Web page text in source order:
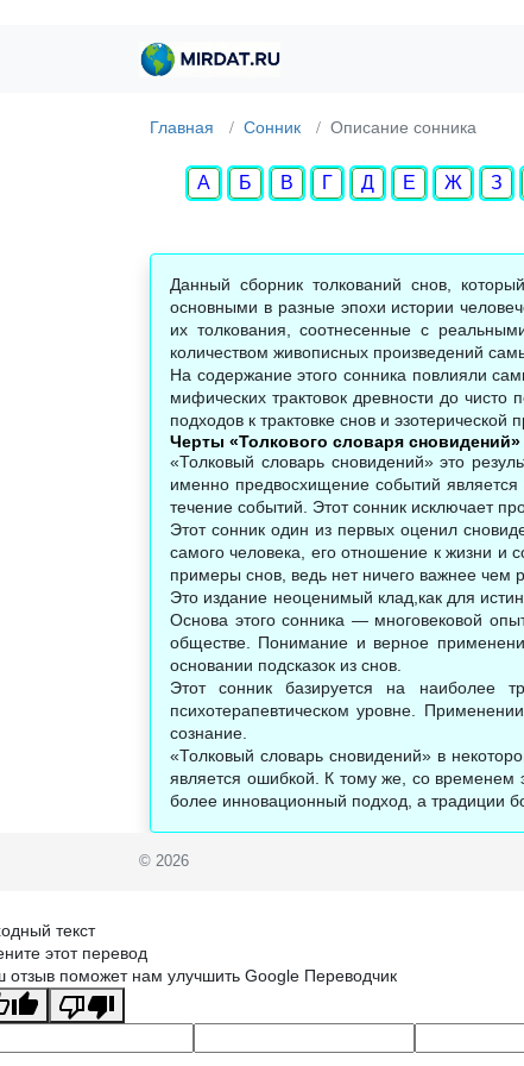
Главная Сонник Описание сонника
А Б В Г Д Е Ж З
Данный сборник толкований снов,
основными в разные эпохи истории
их толкования, соотнесенные с
количеством живописных произведений
На содержание этого сонника повлияли
мифических трактовок древности до
подходов к трактовке снов и эзотерической
Черты «Толкового словаря сновидений»
«Толковый словарь сновидений» это
именно предвосхищение событий
течение событий. Этот сонник исключает
Этот сонник один из первых оценил
самого человека, его отношение к жизни и
примеры снов, ведь нет ничего важнее чем
Это издание неоценимый клад,как для
Основа этого сонника — многовековой
обществе. Понимание и верное
основании подсказок из снов.
Этот сонник базируется на наиболее
психотерапевтическом уровне.
сознание.
«Толковый словарь сновидений» в
является ошибкой. К тому же, со временем
более инновационный подход, а традиции
© 2026
текст
этот перевод
отзыв поможет нам улучшить Google Переводчик